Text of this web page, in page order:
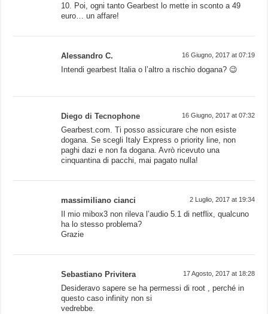
10. Poi, ogni tanto Gearbest lo mette in sconto a 49
euro… un affare!
Alessandro C. 16 Giugno, 2017 at 07:19
Intendi gearbest Italia o l’altro a rischio dogana? 😉
Diego di Tecnophone 16 Giugno, 2017 at 07:32
Gearbest.com. Ti posso assicurare che non esiste
dogana. Se scegli Italy Express o priority line, non
paghi dazi e non fa dogana. Avrò ricevuto una
cinquantina di pacchi, mai pagato nulla!
massimiliano cianci 2 Luglio, 2017 at 19:34
Il mio mibox3 non rileva l’audio 5.1 di netflix, qualcuno
ha lo stesso problema?
Grazie
Sebastiano Privitera 17 Agosto, 2017 at 18:28
Desideravo sapere se ha permessi di root , perché in
questo caso infinity non si
vedrebbe.